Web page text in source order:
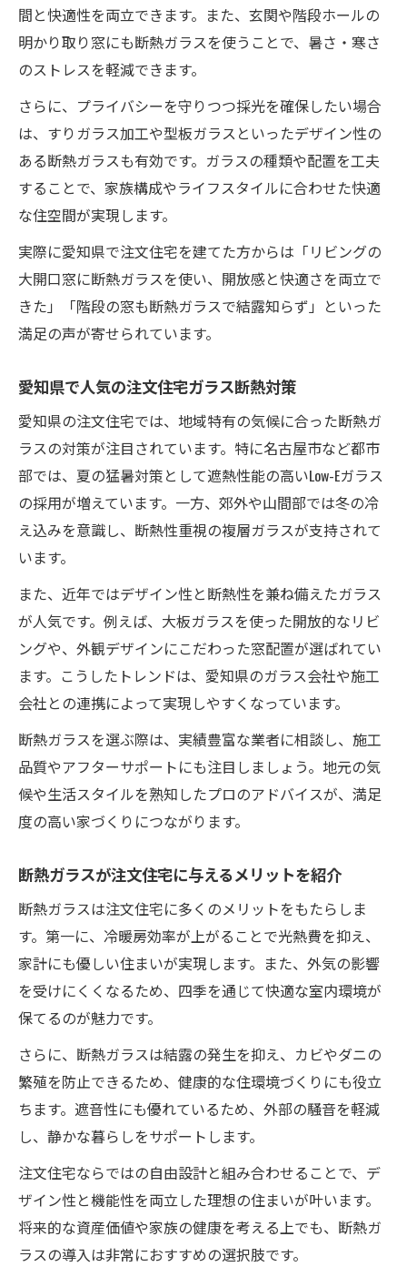
間と快適性を両立できます。また、玄関や階段ホールの
明かり取り窓にも断熱ガラスを使うことで、暑さ・寒さ
のストレスを軽減できます。
さらに、プライバシーを守りつつ採光を確保したい場合
は、すりガラス加工や型板ガラスといったデザイン性の
ある断熱ガラスも有効です。ガラスの種類や配置を工夫
することで、家族構成やライフスタイルに合わせた快適
な住空間が実現します。
実際に愛知県で注文住宅を建てた方からは「リビングの
大開口窓に断熱ガラスを使い、開放感と快適さを両立で
きた」「階段の窓も断熱ガラスで結露知らず」といった
満足の声が寄せられています。
愛知県で人気の注文住宅ガラス断熱対策
愛知県の注文住宅では、地域特有の気候に合った断熱ガ
ラスの対策が注目されています。特に名古屋市など都市
部では、夏の猛暑対策として遮熱性能の高いLow-Eガラス
の採用が増えています。一方、郊外や山間部では冬の冷
え込みを意識し、断熱性重視の複層ガラスが支持されて
います。
また、近年ではデザイン性と断熱性を兼ね備えたガラス
が人気です。例えば、大板ガラスを使った開放的なリビ
ングや、外観デザインにこだわった窓配置が選ばれてい
ます。こうしたトレンドは、愛知県のガラス会社や施工
会社との連携によって実現しやすくなっています。
断熱ガラスを選ぶ際は、実績豊富な業者に相談し、施工
品質やアフターサポートにも注目しましょう。地元の気
候や生活スタイルを熟知したプロのアドバイスが、満足
度の高い家づくりにつながります。
断熱ガラスが注文住宅に与えるメリットを紹介
断熱ガラスは注文住宅に多くのメリットをもたらしま
す。第一に、冷暖房効率が上がることで光熱費を抑え、
家計にも優しい住まいが実現します。また、外気の影響
を受けにくくなるため、四季を通じて快適な室内環境が
保てるのが魅力です。
さらに、断熱ガラスは結露の発生を抑え、カビやダニの
繁殖を防止できるため、健康的な住環境づくりにも役立
ちます。遮音性にも優れているため、外部の騒音を軽減
し、静かな暮らしをサポートします。
注文住宅ならではの自由設計と組み合わせることで、デ
ザイン性と機能性を両立した理想の住まいが叶います。
将来的な資産価値や家族の健康を考える上でも、断熱ガ
ラスの導入は非常におすすめの選択肢です。